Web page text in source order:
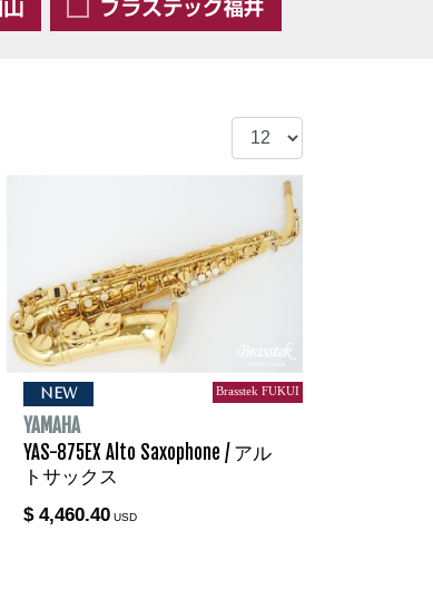
NEW Brasstek FUKUI
YAMAHA
YAS-875EX Alto Saxophone / アル
トサックス
$ 4,460.40USD